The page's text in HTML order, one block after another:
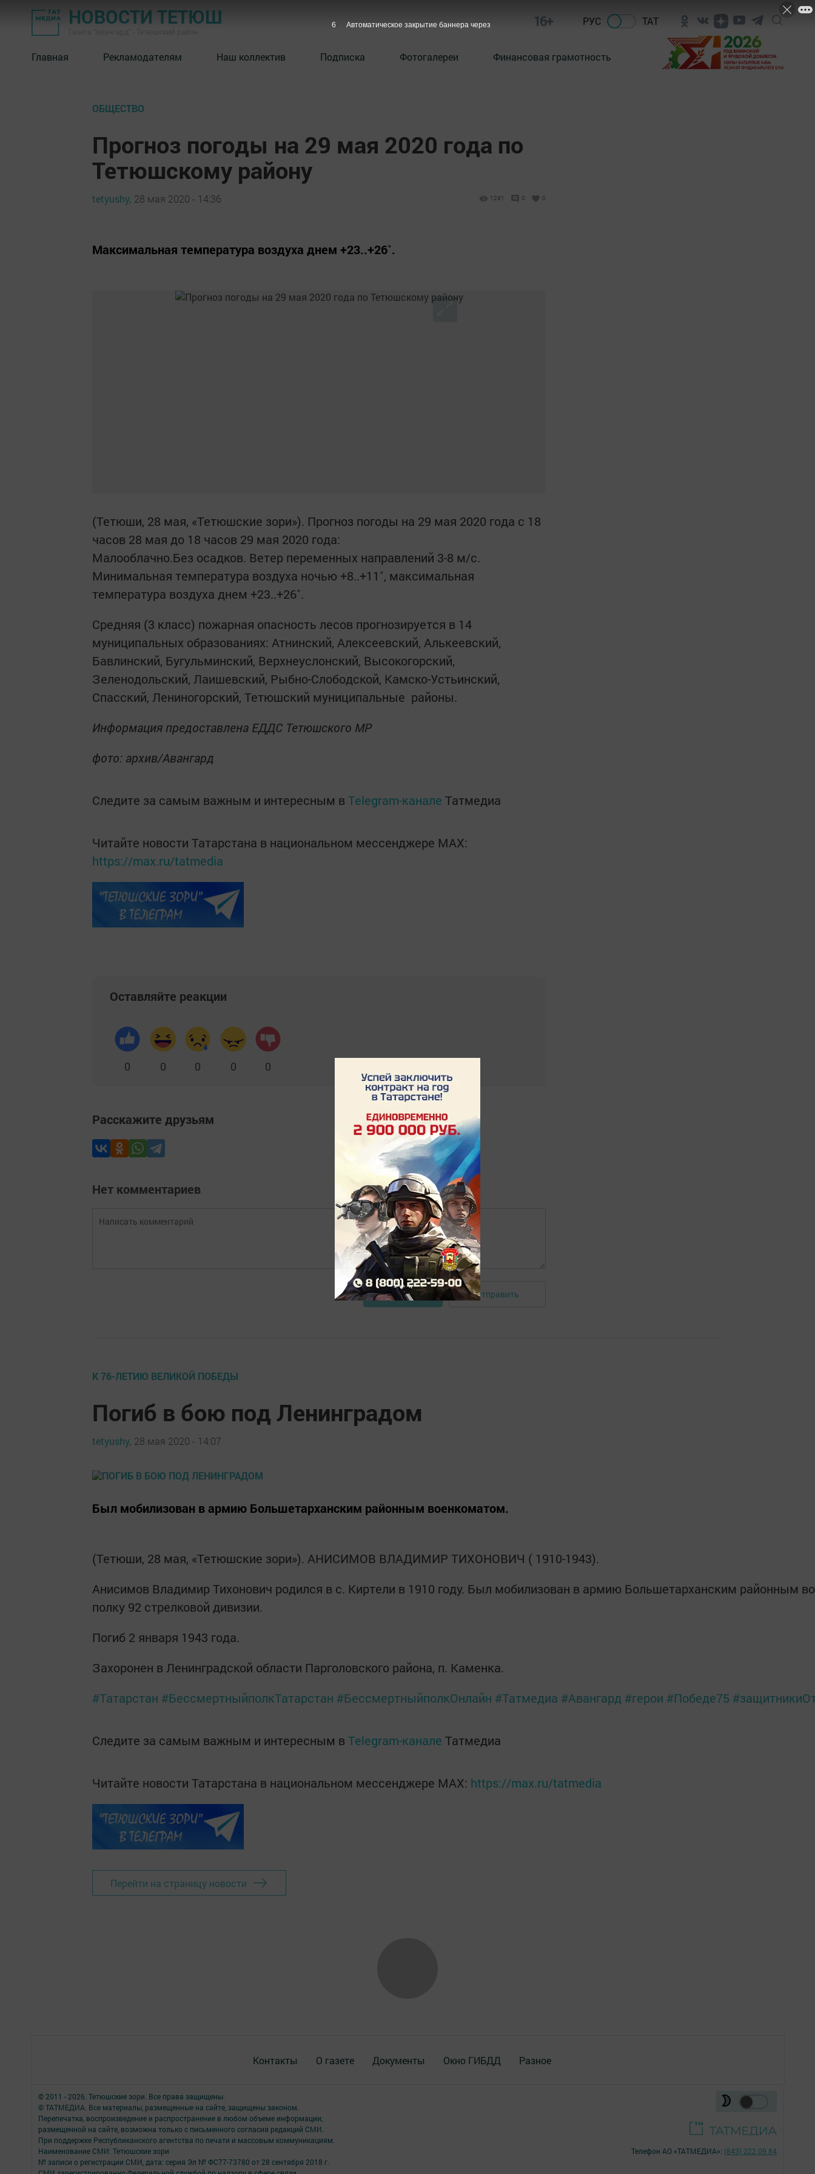
НОВОСТИ ТЕТЮШ 16+ РУС ТАТ
Главная Рекламодателям Наш коллектив Подписка Фотогалереи Финансовая грамотность
ОБЩЕСТВО
Прогноз погоды на 29 мая 2020 года по
Тетюшскому району
tetyushy, 28 мая 2020 - 14:36 1291 0 0
Максимальная температура воздуха днем +23..+26˚.
(Тетюши, 28 мая, «Тетюшские зори»). Прогноз погоды на 29 мая 2020 года с 18
часов 28 мая до 18 часов 29 мая 2020 года:
Малооблачно.Без осадков. Ветер переменных направлений 3-8 м/с.
Минимальная температура воздуха ночью +8..+11˚, максимальная
температура воздуха днем +23..+26˚.
Средняя (3 класс) пожарная опасность лесов прогнозируется в 14
муниципальных образованиях: Атнинский, Алексеевский, Алькеевский,
Бавлинский, Бугульминский, Верхнеуслонский, Высокогорский,
Зеленодольский, Лаишевский, Рыбно-Слободской, Камско-Устьинский,
Спасский, Лениногорский, Тетюшский муниципальные районы.
Информация предоставлена ЕДДС Тетюшского МР
фото: архив/Авангард
Следите за самым важным и интересным в Telegram-канале Татмедиа
Читайте новости Татарстана в национальном мессенджере MАХ:
https://max.ru/tatmedia
Оставляйте реакции
0 0 0 0 0
Расскажите друзьям
Нет комментариев
Авторизоваться Отправить
К 76-ЛЕТИЮ ВЕЛИКОЙ ПОБЕДЫ
Погиб в бою под Ленинградом
tetyushy, 28 мая 2020 - 14:07
Был мобилизован в армию Большетарханским районным военкоматом.
(Тетюши, 28 мая, «Тетюшские зори»). АНИСИМОВ ВЛАДИМИР ТИХОНОВИЧ ( 1910-1943).
Анисимов Владимир Тихонович родился в с. Киртели в 1910 году. Был мобилизован в армию Большетарханским районным
полку 92 стрелковой дивизии.
Погиб 2 января 1943 года.
Захоронен в Ленинградской области Парголовского района, п. Каменка.
#Татарстан #БессмертныйполкТатарстан #БессмертныйполкОнлайн #Татмедиа #Авангард #герои #Победе75
Следите за самым важным и интересным в Telegram-канале Татмедиа
Читайте новости Татарстана в национальном мессенджере MАХ: https://max.ru/tatmedia
Перейти на страницу новости
Контакты О газете Документы Окно ГИБДД Разное
© 2011 - 2026. Тетюшские зори. Все права защищены.
© ТАТМЕДИА. Все материалы, размещенные на сайте, защищены законом.
Перепечатка, воспроизведение и распространение в любом объеме информации,
размещенной на сайте, возможна только с письменного согласия редакций СМИ.
При поддержке Республиканского агентства по печати и массовым коммуникациям.
Наименование СМИ: Тетюшские зори
№ записи о регистрации СМИ, дата: серия Эл № ФС77-73780 от 28 сентября 2018 г.
Телефон АО «ТАТМЕДИА»: (843) 222 09 84
5 Автоматическое закрытие баннера через